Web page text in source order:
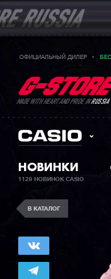
ОФИЦИАЛЬНЫЙ ДИЛЕР
MADE WITH HEART AND PRIDE INRUSSIA
НОВИНКИ
1129 НОВИНОК CASIO
В КАТАЛОГ